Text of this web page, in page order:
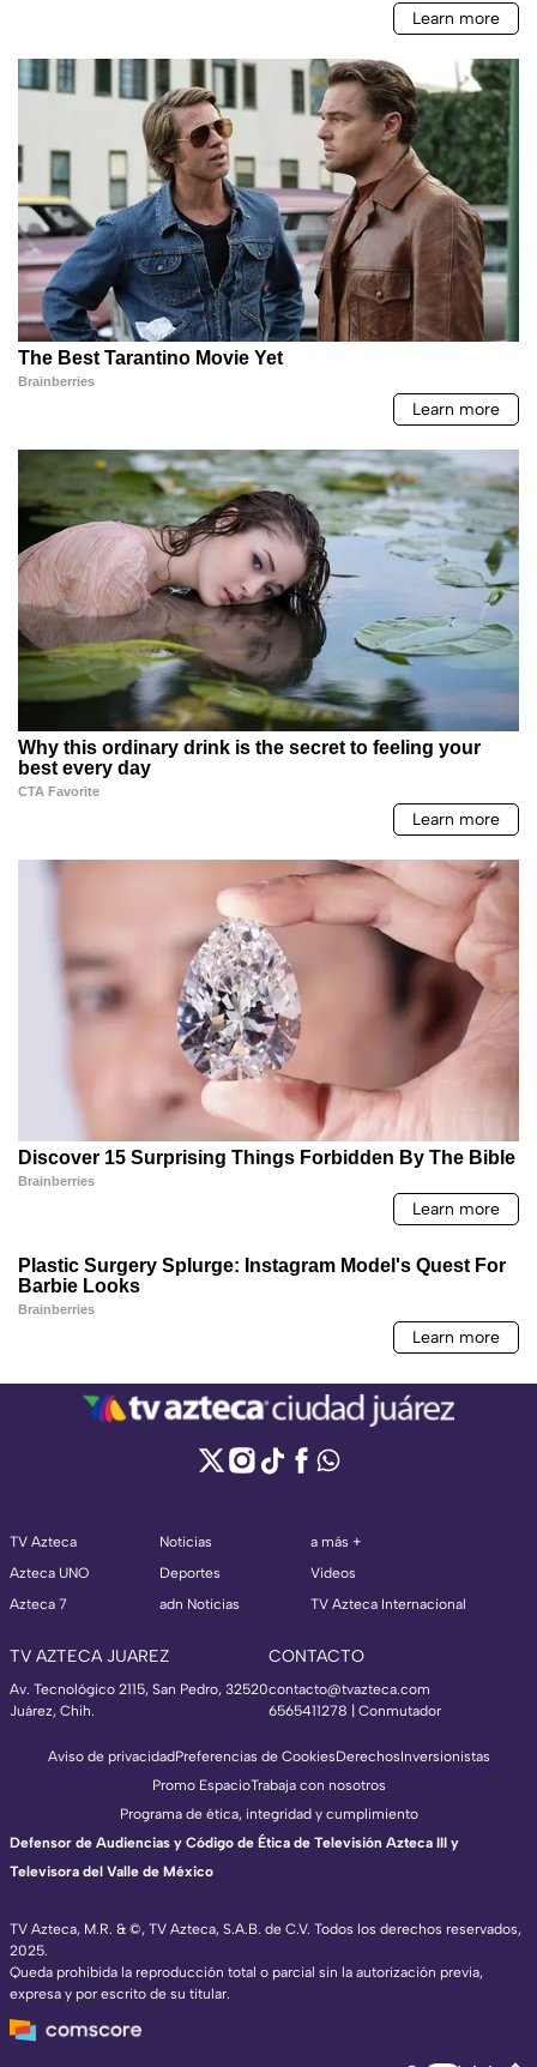
TV Azteca
Azteca UNO
Azteca 7
Noticias
Deportes
adn Noticias
a más +
Videos
TV Azteca Internacional
TV AZTECA JUAREZ
Av. Tecnológico 2115, San Pedro, 32520
Juárez, Chih.
CONTACTO
contacto@tvazteca.com
6565411278 | Conmutador
TV Azteca, M.R. & ©, TV Azteca, S.A.B. de C.V. Todos los derechos reservados,
2025.
Queda prohibida la reproducción total o parcial sin la autorización previa,
expresa y por escrito de su titular.
Aviso de privacidadPreferencias de CookiesDerechosInversionistas
Promo EspacioTrabaja con nosotros
Programa de ética, integridad y cumplimiento
Defensor de Audiencias y Código de Ética de Televisión Azteca III y
Televisora del Valle de México